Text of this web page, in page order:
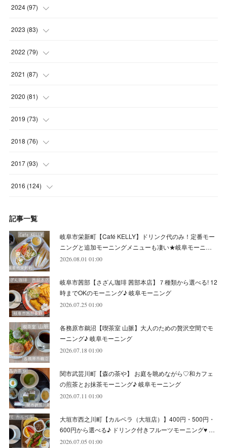
(4
(5
(4
(5
(6
(6
(6
(5
(7)
2024 (97)
(5
(7
(7
(8
(10
( 6)
(10)
2023 (83)
(6
(7
(7
(9
(6
(5)
(6)
(8)
2022 (79)
(4
(8
(10
(7
(7
(9)
(4)
(6)
2021 (87)
(12 )
(9
(11
(1
(7
(11)
(7)
(9)
(2)
2020 (81)
(10 )
(11 )
(8
(7)
(7
(7)
(5)
(1)
(8)
(4)
(7)
2019 (73)
(4
(6
(4)
(4)
(5)
(4)
(4)
(10)
(10)
(6)
2018 (76)
(9
(3)
(7)
(8)
(7)
(6)
(5)
(6)
(8)
(8)
2017 (93)
(7)
(5)
(8)
(8)
(8)
(9)
(9)
(9)
(7)
(11)
2016 (124)
(10)
(10)
(12)
(16)
(9)
(13)
(8)
(6)
(12)
(6)
記事一覧
岐阜市栄新町【Café KELLY】ドリンク代のみ！定番モー
ニングと追加モーニングメニューも凄い★岐阜モーニ…
2026.08.01 01:00
岐阜市茜部【さざん珈琲 茜部本店】７種類から選べる! 12
時までOKのモーニング♪ 岐阜モーニング
2026.07.25 01:00
各務原市鵜沼【喫茶室 山脈】大人のための贅沢空間でモ
ーニング♪ 岐阜モーニング
2026.07.18 01:00
関市武芸川町【森の茶や】 お庭を眺めながら♡和カフェ
の煎茶とお抹茶モーニング♪ 岐阜モーニング
2026.07.11 01:00
大垣市西之川町【カルベラ（大垣店）】400円・500円・
600円から選べる♪ ドリンク付きフルーツモーニング♥ …
2026.07.05 01:00